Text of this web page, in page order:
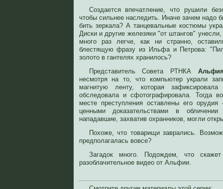
Создается впечатление, что рушили
чтобы сильнее наследить. Иначе зачем надо
бить зеркала? А танцевальные костюмы
Диски и другие железяки "от штангов"
много раз легче, как ни странно,
блестящую фразу из Ильфа и Петрова:
золото в гантелях хранилось?
Представитель Совета РТНКА
несмотря на то, что компьютер украли
магнитую ленту, которая
обследовала и сфотографировала. Тогда
месте преступления оставлены его
ценными доказательствами в
нападавшие, захватив охранников, могли
Похоже, что товарищи заврались.
предполагалась вовсе?
Загадок много. Подождем, что
разоблачительное видео от Альфии.